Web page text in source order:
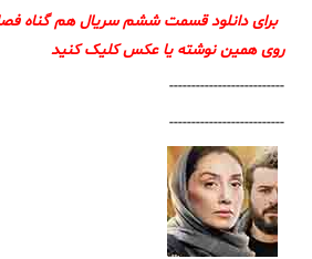
برای دانلود قسمت ششم سریال هم گناه
روی همین نوشته یا عکس کلیک کنید
--------------------------
--------------------------